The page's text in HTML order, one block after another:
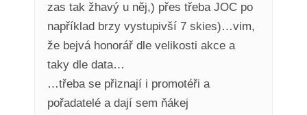
zas tak žhavý u něj,) přes třeba JOC po
například brzy vystupivší 7 skies)…vim,
že bejvá honorář dle velikosti akce a
taky dle data…
…třeba se přiznají i promotéři a
pořadatelé a dají sem ňákej